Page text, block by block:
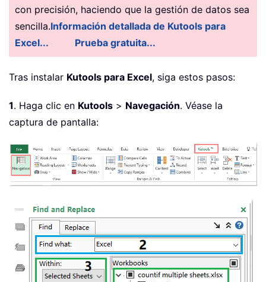
con precisión, haciendo que la gestión de datos sea
sencilla.Información detallada de Kutools para
Excel...
Prueba gratuita...
Tras instalar Kutools para Excel, siga estos pasos:
1. Haga clic en Kutools > Navegación. Véase la
captura de pantalla: